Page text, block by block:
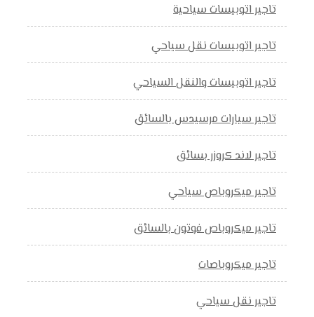
تاجير اتوبيسات سياحية
تاجير اتوبيسات نقل سياحي
تاجير اتوبيسات والنقل السياحي
تاجير سيارات مرسيدس بالسائق
تاجير لاند كروزر بسائق
تاجير ميكروباص سياحي
تاجير ميكروباص فوتون بالسائق
تاجير ميكروباصات
تاجير نقل سياحي